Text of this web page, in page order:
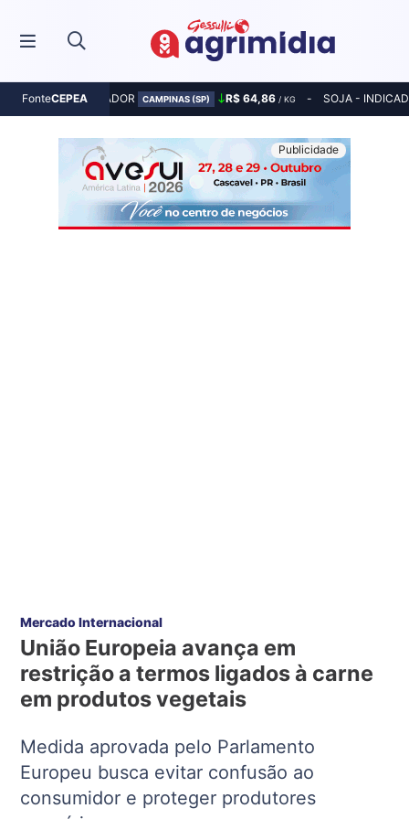
FonteCEPEA
MILHO - INDICADOR CAMPINAS (SP) R$ 64,86 / KG SOJA -
Mercado Internacional
União Europeia avança em
restrição a termos ligados à carne
em produtos vegetais
Medida aprovada pelo Parlamento
Europeu busca evitar confusão ao
consumidor e proteger produtores